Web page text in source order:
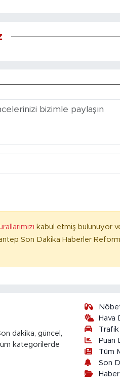
kabul etmiş bulunuyor
Son Dakika Haberler
dakika, güncel,
kategorilerde
Hava
Trafik
Puan
Tüm
Son